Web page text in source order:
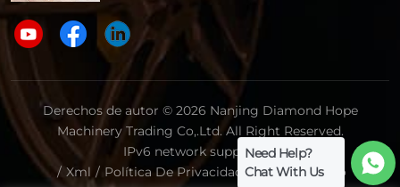
Derechos de autor © 2026 Nanjing Diamond Hope
Machinery Trading Co,.Ltd. All Right Reserved.
IPv6 network supported.
/ Xml / Política De Privacidad / Mapa Del Sitio
Need Help?
Chat With Us